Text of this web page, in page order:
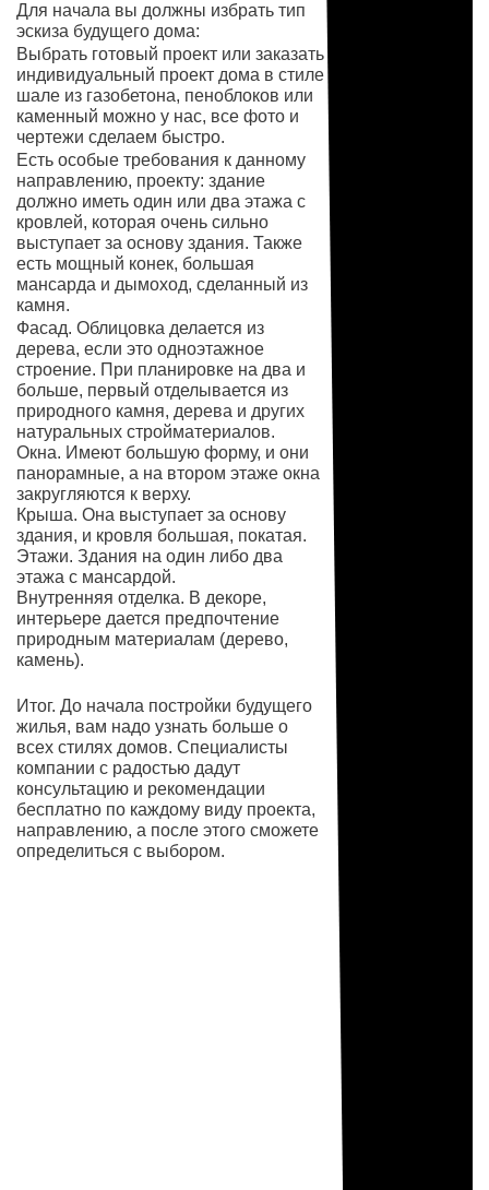
Для начала вы должны избрать тип
эскиза будущего дома:
Выбрать готовый проект или заказать
индивидуальный проект дома в стиле
шале из газобетона, пеноблоков или
каменный можно у нас, все фото и
чертежи сделаем быстро.
Есть особые требования к данному
направлению, проекту: здание
должно иметь один или два этажа с
кровлей, которая очень сильно
выступает за основу здания. Также
есть мощный конек, большая
мансарда и дымоход, сделанный из
камня.
Фасад. Облицовка делается из
дерева, если это одноэтажное
строение. При планировке на два и
больше, первый отделывается из
природного камня, дерева и других
натуральных стройматериалов.
Окна. Имеют большую форму, и они
панорамные, а на втором этаже окна
закругляются к верху.
Крыша. Она выступает за основу
здания, и кровля большая, покатая.
Этажи. Здания на один либо два
этажа с мансардой.
Внутренняя отделка. В декоре,
интерьере дается предпочтение
природным материалам (дерево,
камень).
Итог. До начала постройки будущего
жилья, вам надо узнать больше о
всех стилях домов. Специалисты
компании с радостью дадут
консультацию и рекомендации
бесплатно по каждому виду проекта,
направлению, а после этого сможете
определиться с выбором.